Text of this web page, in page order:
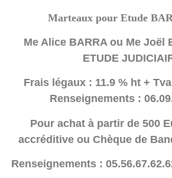
Marteaux pour Etude
Me Alice BARRA ou Me Joël
ETUDE
Frais légaux : 11.9 % ht +
Renseignements :
Pour achat à partir de 500
accréditive ou Chèque de
Renseignements :